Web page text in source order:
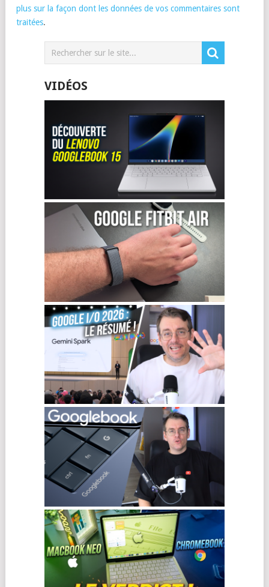
plus sur la façon dont les données de vos commentaires sont
traitées.
VIDÉOS